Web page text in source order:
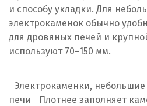
и способу укладки. Для
электрокаменок обычно
для дровяных печей и
используют 70–150 мм.
Электрокаменки,
печи
Плотнее заполняет